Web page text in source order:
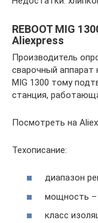
REBOOT MIG
Aliexpress
Производитель
сварочный
MIG 1300 тому
станция,
Посмотреть на
Техописание:
диапазон
мощность –
класс